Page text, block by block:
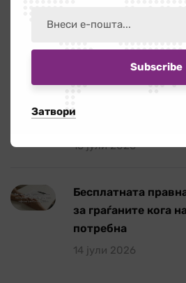
Повик за
Работилница на
16 јули 2026
Бесплатната
за граѓаните кога
потребна
14 јули 2026
Затвори